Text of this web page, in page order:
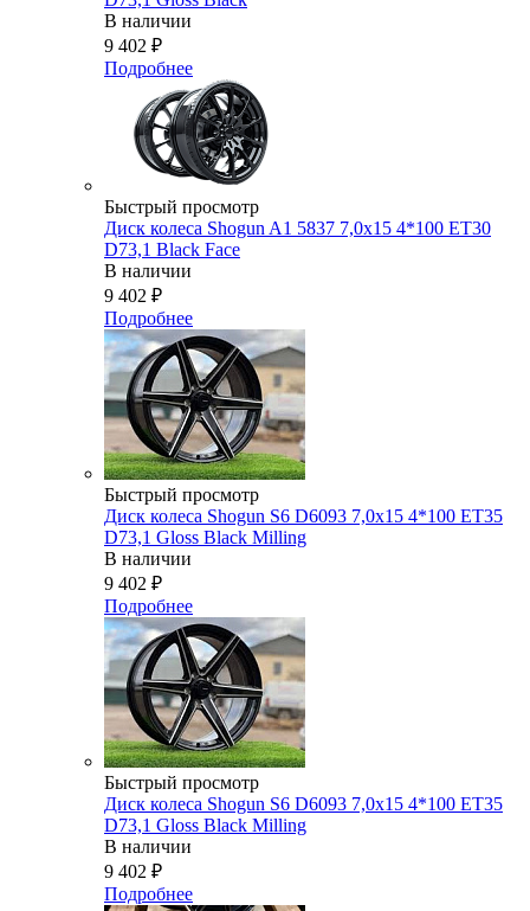
В наличии
9 402 ₽
Подробнее
Быстрый просмотр
Диск колеса Shogun A1 5837 7,0x15 4*100 ET30
D73,1 Black Face
В наличии
9 402 ₽
Подробнее
Быстрый просмотр
Диск колеса Shogun S6 D6093 7,0x15 4*100 ET35
D73,1 Gloss Black Milling
В наличии
9 402 ₽
Подробнее
Быстрый просмотр
Диск колеса Shogun S6 D6093 7,0x15 4*100 ET35
D73,1 Gloss Black Milling
В наличии
9 402 ₽
Подробнее